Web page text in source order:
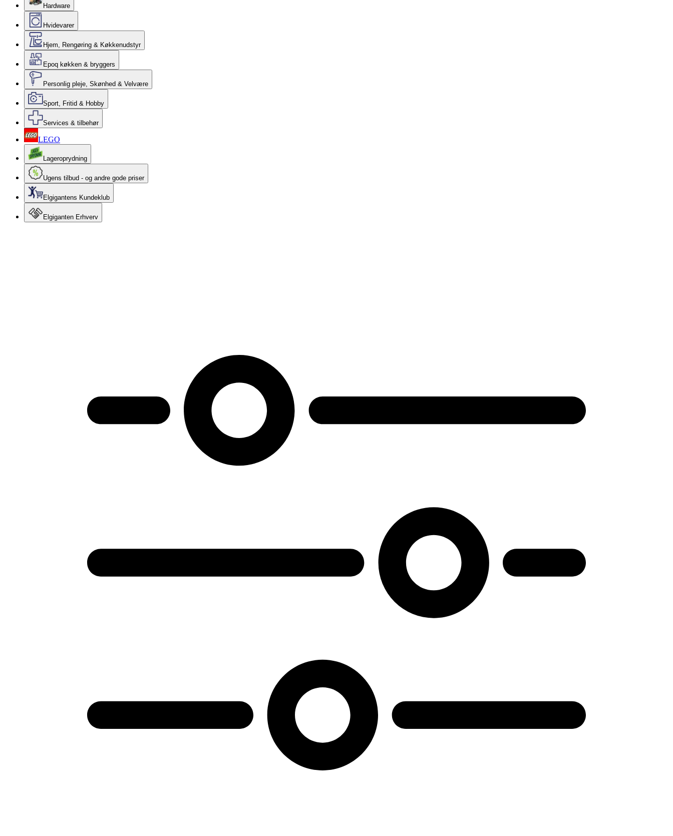
Hardware
Hvidevarer
Hjem, Rengøring & Køkkenudstyr
Epoq køkken & bryggers
Personlig pleje, Skønhed & Velvære
Sport, Fritid & Hobby
Services & tilbehør
LEGO
Lageroprydning
Ugens tilbud - og andre gode priser
Elgigantens Kundeklub
Elgiganten Erhverv